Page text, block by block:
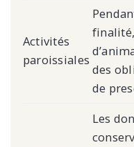
Activités
paroissiales
des
de
Les